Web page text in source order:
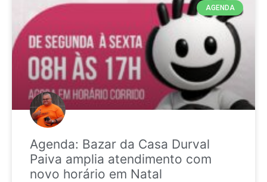
AGENDA
Agenda: Bazar da Casa Durval
Paiva amplia atendimento com
novo horário em Natal